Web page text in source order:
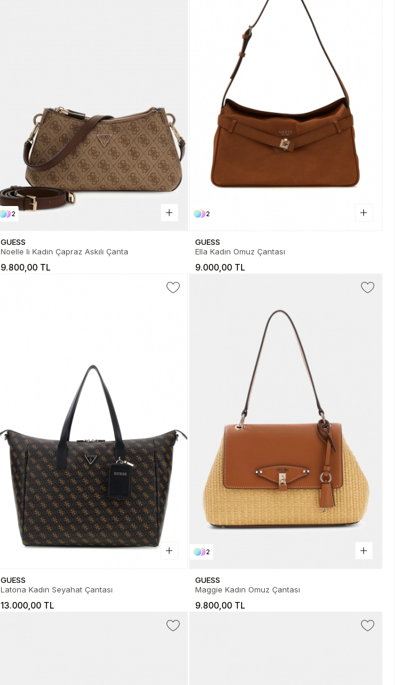
2
GUESS
Noelle Ii Kadın Çapraz Askılı Çanta
9.800,00 TL
2
GUESS
Ella Kadın Omuz Çantası
9.000,00 TL
GUESS
Latona Kadın Seyahat Çantası
13.000,00 TL
2
GUESS
Maggie Kadın Omuz Çantası
9.800,00 TL